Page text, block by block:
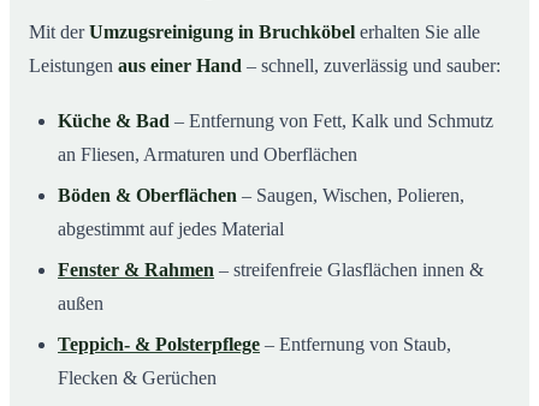
Mit derUmzugsreinigung in Bruchköbel erhalten Sie alle
Leistungen aus einer Hand – schnell, zuverlässig und sauber:
Küche & Bad – Entfernung von Fett, Kalk und Schmutz
an Fliesen, Armaturen und Oberflächen
Böden & Oberflächen – Saugen, Wischen, Polieren,
abgestimmt auf jedes Material
Fenster & Rahmen – streifenfreie Glasflächen innen &
außen
Teppich- & Polsterpflege – Entfernung von Staub,
Flecken & Gerüchen